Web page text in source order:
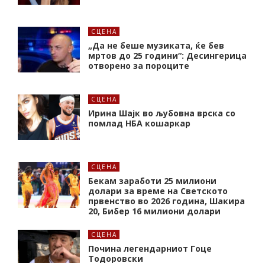
СЦЕНА
„Да не беше музиката, ќе бев
мртов до 25 години“: Десингерица
отворено за пороците
СЦЕНА
Ирина Шајк во љубовна врска со
помлад НБА кошаркар
СЦЕНА
Бекам заработи 25 милиони
долари за време на Светското
првенство во 2026 година, Шакира
20, Бибер 16 милиони долари
СЦЕНА
Почина легендарниот Гоце
Тодоровски